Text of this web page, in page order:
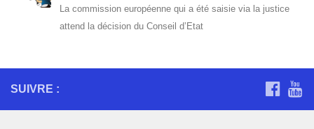
La commission européenne qui a été saisie via la justice
attend la décision du Conseil d’Etat
SUIVRE :